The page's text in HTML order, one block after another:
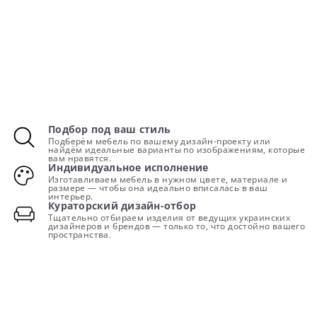
Подбор под ваш стиль
Подберём мебель по вашему дизайн-проекту или
найдём идеальные варианты по изображениям, которые
вам нравятся.
Индивидуальное исполнение
Изготавливаем мебель в нужном цвете, материале и
размере — чтобы она идеально вписалась в ваш
интерьер.
Кураторский дизайн-отбор
Тщательно отбираем изделия от ведущих украинских
дизайнеров и брендов — только то, что достойно вашего
пространства.